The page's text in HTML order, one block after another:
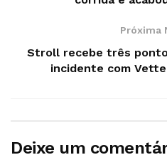
Próxima
Stroll recebe três
incidente com
Deixe um